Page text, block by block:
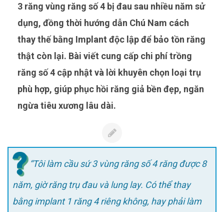
3 răng vùng răng số 4 bị đau sau nhiều năm sử
dụng, đồng thời hướng dẫn Chú Nam cách
thay thế bằng Implant độc lập để bảo tồn răng
thật còn lại. Bài viết cung cấp chi phí trồng
răng số 4 cập nhật và lời khuyên chọn loại trụ
phù hợp, giúp phục hồi răng giả bền đẹp, ngăn
ngừa tiêu xương lâu dài.
“Tôi làm cầu sứ 3 vùng răng số 4 răng được 8
năm, giờ răng trụ đau và lung lay. Có thể thay
bằng implant 1 răng 4 riêng không, hay phải làm